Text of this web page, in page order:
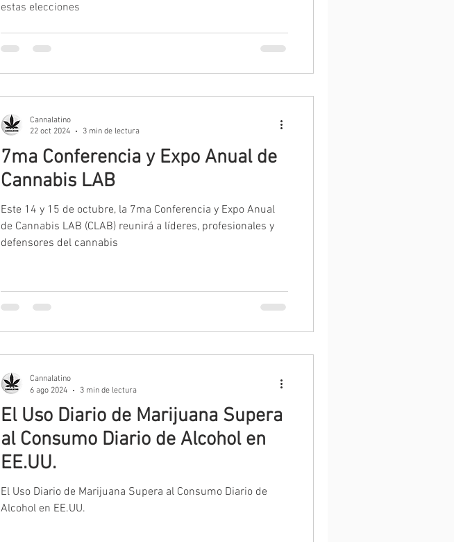
estas elecciones
7ma Conferencia y Expo Anual de
Cannabis LAB
Este 14 y 15 de octubre, la 7ma Conferencia y Expo Anual
de Cannabis LAB (CLAB) reunirá a líderes, profesionales y
defensores del cannabis
Cannalatino
22 oct 2024
3 min de lectura
El Uso Diario de Marijuana Supera
al Consumo Diario de Alcohol en
EE.UU.
El Uso Diario de Marijuana Supera al Consumo Diario de
Alcohol en EE.UU.
Cannalatino
6 ago 2024
3 min de lectura